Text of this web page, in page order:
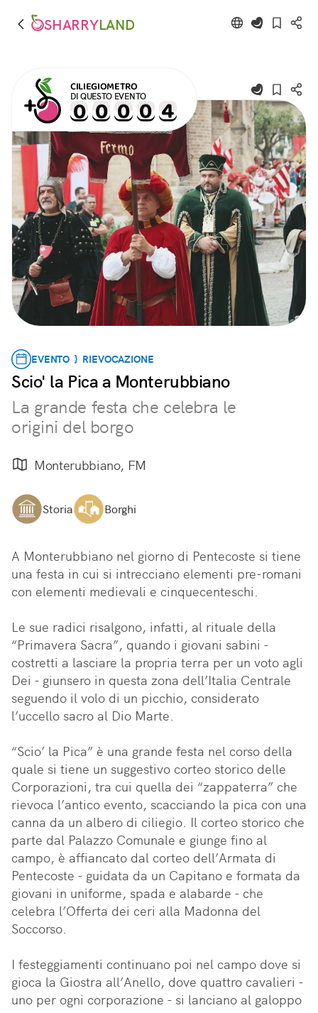
SHARRYLAND
CILIEGIOMETRO
DI QUESTO EVENTO
EVENTO } RIEVOCAZIONE
Scio' la Pica a Monterubbiano
La grande festa che celebra le
origini del borgo
Monterubbiano, FM
Storia Borghi
A Monterubbiano nel giorno di Pentecoste si tiene
una festa in cui si intrecciano elementi pre-romani
con elementi medievali e cinquecenteschi.
Le sue radici risalgono, infatti, al rituale della
“Primavera Sacra”, quando i giovani sabini -
costretti a lasciare la propria terra per un voto agli
Dei - giunsero in questa zona dell’Italia Centrale
seguendo il volo di un picchio, considerato
l’uccello sacro al Dio Marte.
“Scio’ la Pica” è una grande festa nel corso della
quale si tiene un suggestivo corteo storico delle
Corporazioni, tra cui quella dei “zappaterra” che
rievoca l’antico evento, scacciando la pica con una
canna da un albero di ciliegio. Il corteo storico che
parte dal Palazzo Comunale e giunge fino al
campo, è affiancato dal corteo dell’Armata di
Pentecoste - guidata da un Capitano e formata da
giovani in uniforme, spada e alabarde - che
celebra l’Offerta dei ceri alla Madonna del
Soccorso.
I festeggiamenti continuano poi nel campo dove si
gioca la Giostra all’Anello, dove quattro cavalieri -
uno per ogni corporazione - si lanciano al galoppo